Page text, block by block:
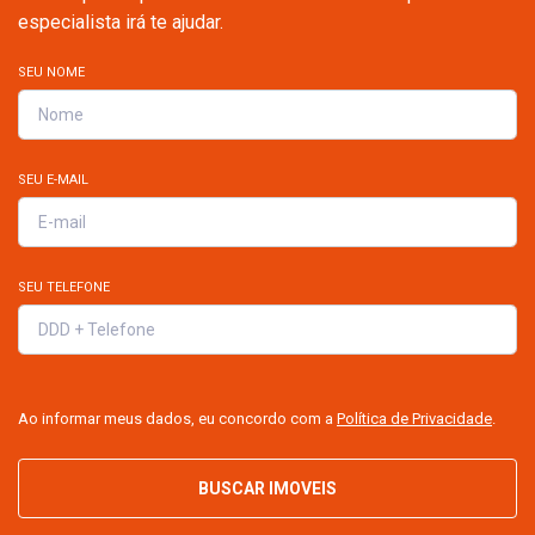
especialista irá te ajudar.
SEU NOME
SEU E-MAIL
SEU TELEFONE
Ao informar meus dados, eu concordo com a Política de Privacidade.
BUSCAR IMOVEIS